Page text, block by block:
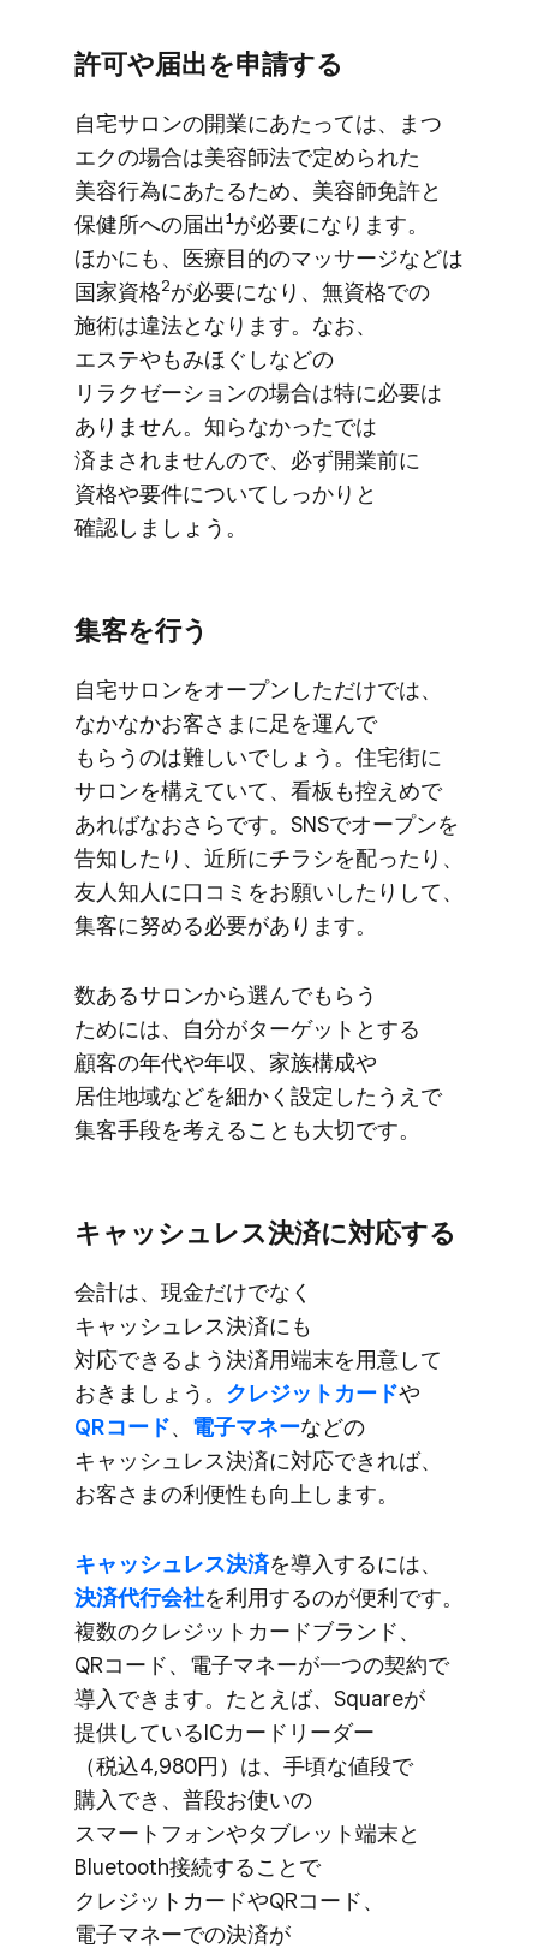
許可や​​届出を​​申請する
自宅サロンの​​開業に​​あたっては、​​まつ​
エクの​​場合は​​美容師法で​​定められた​​
美容行為に​​あたる​​ため、​​美容師​免許と​​
保健所への​​届出1 が​​必要に​​なります。​
ほかにも、​医療目的の​マッサージなどは​
国家資格2が​必要に​なり、​無資格での​
施術は​違法と​なります。​なお、​
エステやも​​みほぐ​しなどの​​
リラクゼーションの​​場合は​​特に​​必要は​​
ありません。​知らなかったでは​
済まされませんので、​必ず​開業前に​
資格や​要件に​ついて​しっかりと​
確認しましょう。​​
集客を​​行う
自宅サロンを​​オープンしただけでは、​​
なかなか​​お客さまに​​足を​​運んで​​
もらうのは​​難しいでしょう。​​住宅街に​​
サロンを​​構えていて、​​看板も​​控えめで​​
あればな​​おさらです。​​SNSで​​オープンを​​
告知したり、​​近所に​​チラシを​​配ったり、​​
友人知人に​​口コミを​​お願い​したりして、​​
集客に​​努める​​必要が​​あります。
数ある​​サロンから​​選んで​​もらう​​
ためには、​​自分が​​ターゲットと​​する​​
顧客の​​年代や​​年収、​​家族構成や​​
居住地域などを​​細かく​​設定したうえで​​
集客手段を​​考える​​ことも​​大切です。
キャッシュレス決済に​​対応する
会計は、​​現金だけでなく​​
キャッシュレス決済にも​​
対応できるよう決済用端末を​​用意して​​
おきましょう。​​ クレジットカードや​​
QRコード、​​ 電子マネーなどの​​
キャッシュレス決済に​​対応できれば、​​
お客さまの​​利便性も​​向上します。
キャッシュレス決済を​​導入するには、​​
決済代行会社を​​利用するのが​​便利です。​​
複数の​​クレジットカードブランド、​​
QRコード、​​電子マネーが​​一つの​​契約で​​
導入できます。​​た​とえば、​​Squareが​​
提供している​​ICカードリーダー​
（税込4,980円）は、​​手頃な​​値段で​​
購入でき、​​普段​お使いの​​
スマートフォンや​​タブレット端末と​​
Bluetooth接続する​​ことで​​
クレジットカードや​​QRコード、​​
電子マネーでの​​決済が​​